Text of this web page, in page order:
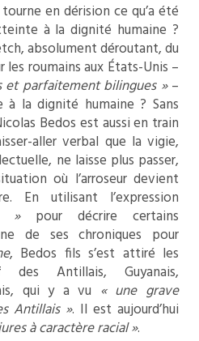
en dérision ce qu’a été
à la dignité humaine ?
absolument déroutant, du
roumains aux États-Unis –
et parfaitement bilingues »–
la dignité humaine ? Sans
Bedos est aussi en train
aller verbal que la vigie,
ne laisse plus passer,
où l’arroseur devient
En utilisant l’expression
» pour décrire certains
de ses chroniques pour
, Bedos fils s’est attiré les
Antillais, Guyanais,
qui y a vu « une grave
Antillais ». Il est aujourd’hui
à caractère racial ».